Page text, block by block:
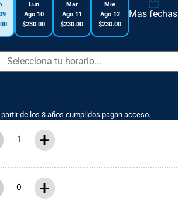
Lun
Ago 10
$230.00
Mar
Ago 11
$230.00
Mie
Ago 12
$230.00
Mas fechas
de los 3 años cumplidos pagan acceso.
+
+